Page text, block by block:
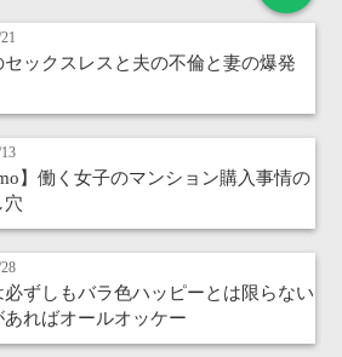
セックスレスと夫の不倫と妻の爆発
】働く女子のマンション購入事情の
穴
必ずしもバラ色ハッピーとは限らない
あればオールオッケー